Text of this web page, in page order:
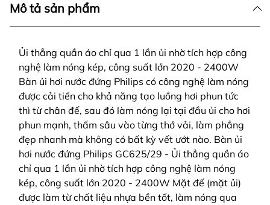
Mô tả sản phẩm
Ủi thẳng quần áo chỉ qua 1 lần ủi nhờ tích hợp công
nghệ làm nóng kép, công suất lớn 2020 - 2400W
Bàn ủi hơi nước đứng Philips có công nghệ làm nóng
được cải tiến cho khả năng tạo luồng hơi phun tức
thì từ chân đế, sau đó làm nóng lại tại đầu ủi cho hơi
phun mạnh, thấm sâu vào từng thớ vải, làm phẳng
đẹp nhanh mà không có bất kỳ vết ướt nào. Bàn ủi
hơi nước đứng Philips GC625/29 - Ủi thẳng quần áo
chỉ qua 1 lần ủi nhờ tích hợp công nghệ làm nóng
kép, công suất lớn 2020 - 2400W Mặt đế (mặt ủi)
được làm từ chất liệu nhựa bền tốt, làm nóng qua